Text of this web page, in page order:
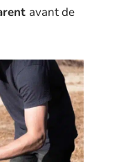
avant de